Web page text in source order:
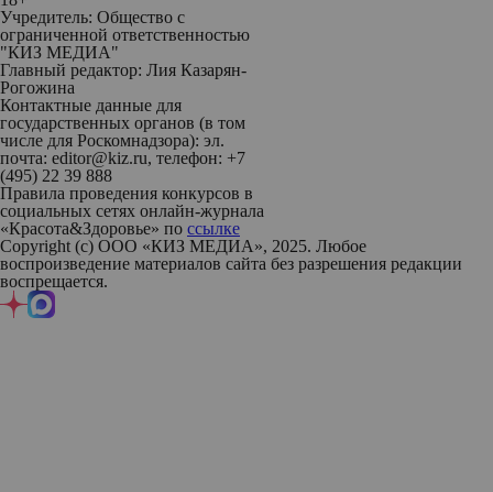
Учредитель: Общество с
ограниченной ответственностью
"КИЗ МЕДИА"
Главный редактор: Лия Казарян-
Рогожина
Контактные данные для
государственных органов (в том
числе для Роскомнадзора): эл.
почта: editor@kiz.ru, телефон: +7
(495) 22 39 888
Правила проведения конкурсов в
социальных сетях онлайн-журнала
«Красота&Здоровье» по ссылке
Copyright (с) ООО «КИЗ МЕДИА», 2025. Любое
воспроизведение материалов сайта без разрешения редакции
воспрещается.